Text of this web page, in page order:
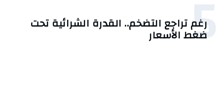
5
رغم تراجع التضخم.. القدرة الشرائية تحت
ضغط الأسعار